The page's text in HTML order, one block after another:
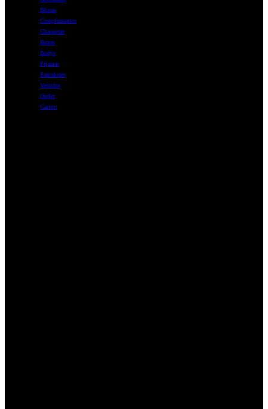
Blusas
Complementos
Chaquetas
Buzos
Bodys
Pijamas
Pantalones
Vestidos
Outlet
Carrito